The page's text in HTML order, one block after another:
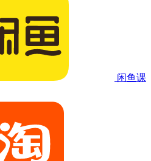
闲鱼课